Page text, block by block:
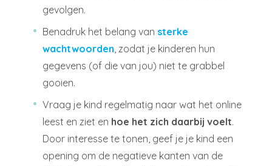
gevolgen.
Benadruk het belang van sterke
wachtwoorden, zodat je kinderen hun
gegevens (of die van jou) niet te grabbel
gooien.
Vraag je kind regelmatig naar wat het online
leest en ziet en hoe het zich daarbij voelt.
Door interesse te tonen, geef je je kind een
opening om de negatieve kanten van de